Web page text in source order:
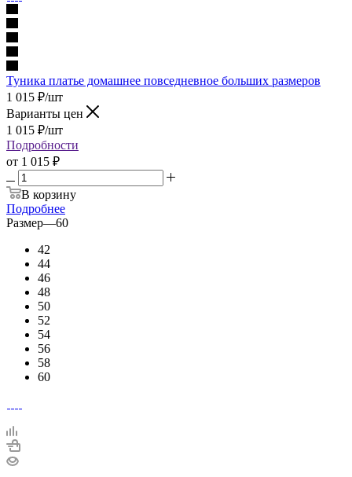
Туника платье домашнее повседневное больших размеров
1 015 ₽/шт
Варианты цен
1 015 ₽/шт
Подробности
от 1 015 ₽
В корзину
Подробнее
Размер—60
42
44
46
48
50
52
54
56
58
60